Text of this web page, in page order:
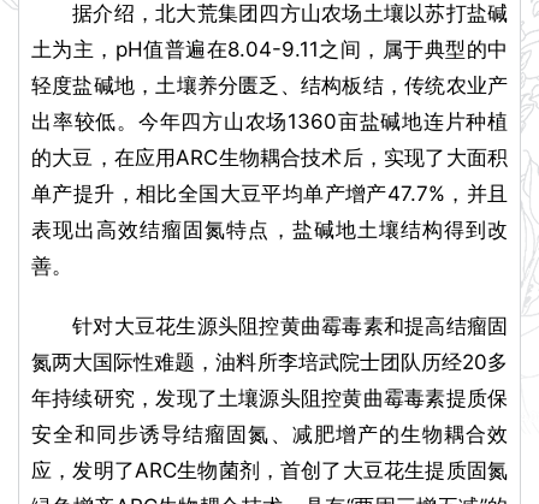
据介绍，北大荒集团四方山农场土壤以苏打盐碱
土为主，pH值普遍在8.04-9.11之间，属于典型的中
轻度盐碱地，土壤养分匮乏、结构板结，传统农业产
出率较低。今年四方山农场1360亩盐碱地连片种植
的大豆，在应用ARC生物耦合技术后，实现了大面积
单产提升，相比全国大豆平均单产增产47.7%，并且
表现出高效结瘤固氮特点，盐碱地土壤结构得到改
善。
针对大豆花生源头阻控黄曲霉毒素和提高结瘤固
氮两大国际性难题，油料所李培武院士团队历经20多
年持续研究，发现了土壤源头阻控黄曲霉毒素提质保
安全和同步诱导结瘤固氮、减肥增产的生物耦合效
应，发明了ARC生物菌剂，首创了大豆花生提质固氮